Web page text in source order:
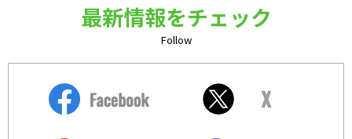
最新情報をチェック
Follow